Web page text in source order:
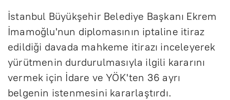
İstanbul Büyükşehir Belediye Başkanı Ekrem
İmamoğlu'nun diplomasının iptaline itiraz
edildiği davada mahkeme itirazı inceleyerek
yürütmenin durdurulmasıyla ilgili kararını
vermek için İdare ve YÖK'ten 36 ayrı
belgenin istenmesini kararlaştırdı.